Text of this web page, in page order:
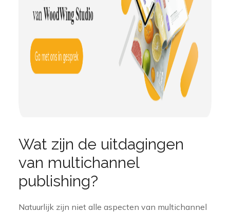
Wat zijn de uitdagingen
van multichannel
publishing?
Natuurlijk zijn niet alle aspecten van multichannel